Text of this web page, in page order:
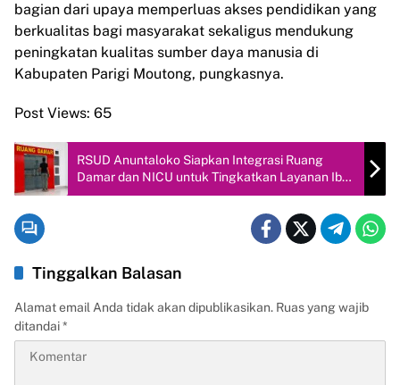
bagian dari upaya memperluas akses pendidikan yang
berkualitas bagi masyarakat sekaligus mendukung
peningkatan kualitas sumber daya manusia di
Kabupaten Parigi Moutong, pungkasnya.
Post Views: 65
RSUD Anuntaloko Siapkan Integrasi Ruang
Damar dan NICU untuk Tingkatkan Layanan Ibu
dan Bayi
Tinggalkan Balasan
Alamat email Anda tidak akan dipublikasikan. Ruas yang wajib
ditandai*